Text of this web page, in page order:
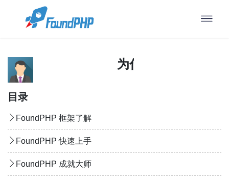
为什么选择DBO
目录
FoundPHP 框架了解
FoundPHP 快速上手
FoundPHP 成就大师